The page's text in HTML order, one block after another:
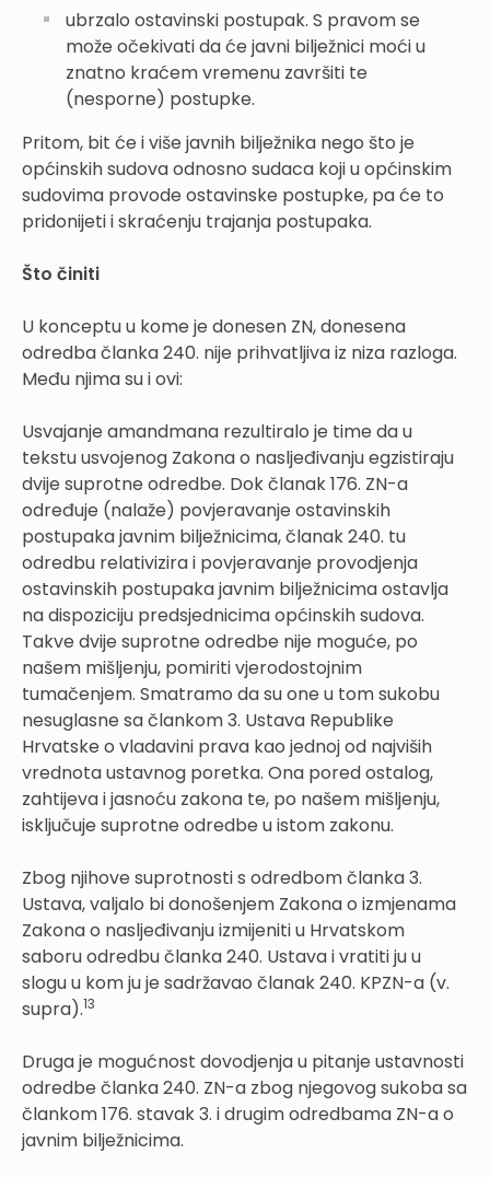
ubrzalo ostavinski postupak. S pravom se
može očekivati da će javni bilježnici moći u
znatno kraćem vremenu završiti te
(nesporne) postupke.
Pritom, bit će i više javnih bilježnika nego što je
općinskih sudova odnosno sudaca koji u općinskim
sudovima provode ostavinske postupke, pa će to
pridonijeti i skraćenju trajanja postupaka.
Što činiti
U konceptu u kome je donesen ZN, donesena
odredba članka 240. nije prihvatljiva iz niza razloga.
Među njima su i ovi:
Usvajanje amandmana rezultiralo je time da u
tekstu usvojenog Zakona o nasljeđivanju egzistiraju
dvije suprotne odredbe. Dok članak 176. ZN-a
određuje (nalaže) povjeravanje ostavinskih
postupaka javnim bilježnicima, članak 240. tu
odredbu relativizira i povjeravanje provodjenja
ostavinskih postupaka javnim bilježnicima ostavlja
na dispoziciju predsjednicima općinskih sudova.
Takve dvije suprotne odredbe nije moguće, po
našem mišljenju, pomiriti vjerodostojnim
tumačenjem. Smatramo da su one u tom sukobu
nesuglasne sa člankom 3. Ustava Republike
Hrvatske o vladavini prava kao jednoj od najviših
vrednota ustavnog poretka. Ona pored ostalog,
zahtijeva i jasnoću zakona te, po našem mišljenju,
isključuje suprotne odredbe u istom zakonu.
Zbog njihove suprotnosti s odredbom članka 3.
Ustava, valjalo bi donošenjem Zakona o izmjenama
Zakona o nasljeđivanju izmijeniti u Hrvatskom
saboru odredbu članka 240. Ustava i vratiti ju u
slogu u kom ju je sadržavao članak 240. KPZN-a (v.
supra).13
Druga je mogućnost dovodjenja u pitanje ustavnosti
odredbe članka 240. ZN-a zbog njegovog sukoba sa
člankom 176. stavak 3. i drugim odredbama ZN-a o
javnim bilježnicima.